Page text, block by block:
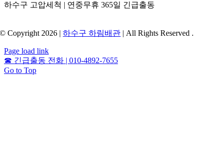
하수구 고압세척 | 연중무휴 365일 긴급출동
© Copyright 2026 |하수구 하림배관 | All Rights Reserved .
Page load link
☎ 긴급출동 전화 | 010-4892-7655
Go to Top